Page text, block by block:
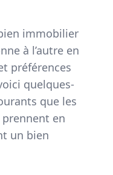
immobilier
à l’autre en
préférences
quelques-
que les
en
un bien